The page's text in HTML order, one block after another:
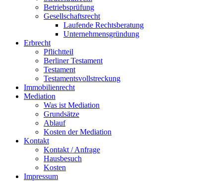
Betriebsprüfung
Gesellschaftsrecht
Laufende Rechtsberatung
Unternehmensgründung
Erbrecht
Pflichtteil
Berliner Testament
Testament
Testamentsvollstreckung
Immobilienrecht
Mediation
Was ist Mediation
Grundsätze
Ablauf
Kosten der Mediation
Kontakt
Kontakt / Anfrage
Hausbesuch
Kosten
Impressum